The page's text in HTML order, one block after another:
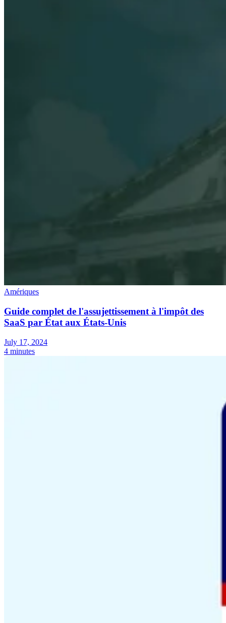
Amériques
Guide complet de l'assujettissement à l'impôt des
SaaS par État aux États-Unis
July 17, 2024
4 minutes